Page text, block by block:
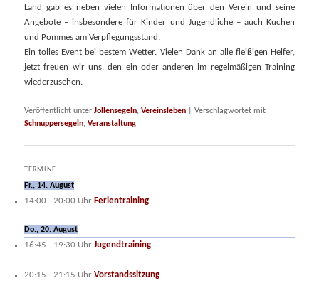
Land gab es neben vielen Informationen über den Verein und seine
Angebote – insbesondere für Kinder und Jugendliche – auch Kuchen
und Pommes am Verpflegungsstand.
Ein tolles Event bei bestem Wetter. Vielen Dank an alle fleißigen Helfer,
jetzt freuen wir uns, den ein oder anderen im regelmäßigen Training
wiederzusehen.
Veröffentlicht unter Jollensegeln,Vereinsleben |Verschlagwortet mit
Schnuppersegeln,Veranstaltung
TERMINE
Fr., 14. August
14:00 -20:00 Uhr Ferientraining
Do., 20. August
16:45 - 19:30 UhrJugendtraining
20:15 -21:15 UhrVorstandssitzung